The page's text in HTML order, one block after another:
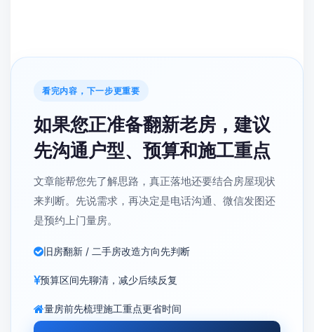
看完内容，下一步更重要
如果您正准备翻新老房，建议
先沟通户型、预算和施工重点
文章能帮您先了解思路，真正落地还要结合房屋现状
来判断。先说需求，再决定是电话沟通、微信发图还
是预约上门量房。
旧房翻新 / 二手房改造方向先判断
预算区间先聊清，减少后续反复
量房前先梳理施工重点更省时间